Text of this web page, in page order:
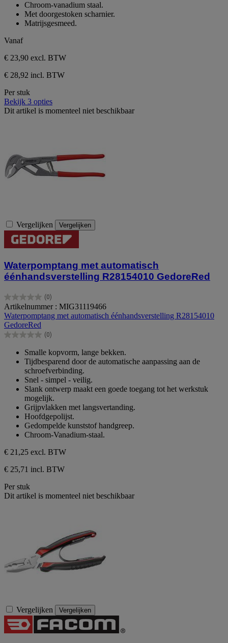
sterren.
Chroom-vanadium staal.
Met doorgestoken scharnier.
Matrijsgesmeed.
Vanaf
€ 23,90 excl. BTW
€ 28,92 incl. BTW
Per stuk
Bekijk 3 opties
Dit artikel is momenteel niet beschikbaar
Vergelijken Vergelijken
Waterpomptang met automatisch
éénhandsverstelling R28154010 GedoreRed
(0)
0.0
van
de
5
sterren.
Artikelnummer : MIG31119466
Waterpomptang met automatisch éénhandsverstelling R28154010
GedoreRed
(0)
0.0
sterren.
Smalle kopvorm, lange bekken.
Tijdbesparend door de automatische aanpassing aan de
schroefverbinding.
Snel - simpel - veilig.
Slank ontwerp maakt een goede toegang tot het werkstuk
mogelijk.
Grijpvlakken met langsvertanding.
Hoofdgepolijst.
Gedompelde kunststof handgreep.
Chroom-Vanadium-staal.
€ 21,25 excl. BTW
€ 25,71 incl. BTW
Per stuk
Dit artikel is momenteel niet beschikbaar
Vergelijken Vergelijken